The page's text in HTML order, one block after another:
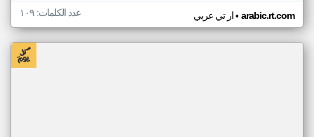
ار تي عربي• arabic.rt.com عدد الكلمات: ١٠٩